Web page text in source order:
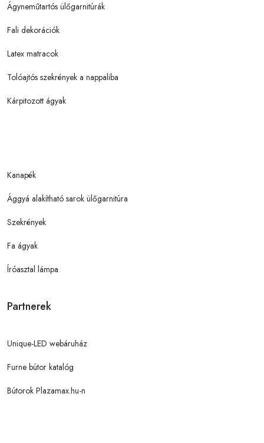
Ágyneműtartós ülőgarnitúrák
Fali dekorációk
Latex matracok
Tolóajtós szekrények a nappaliba
Kárpitozott ágyak
Kanapék
Ággyá alakítható sarok ülőgarnitúra
Szekrények
Fa ágyak
Íróasztal lámpa
Partnerek
Unique-LED webáruház
Furne bútor katalóg
Bútorok Plazamax.hu-n